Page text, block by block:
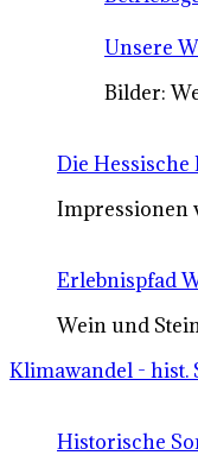
Unsere
Bilder:
Die Hessische
Impressionen
Erlebnispfad
Wein und
Klimawandel - hist.
Historische